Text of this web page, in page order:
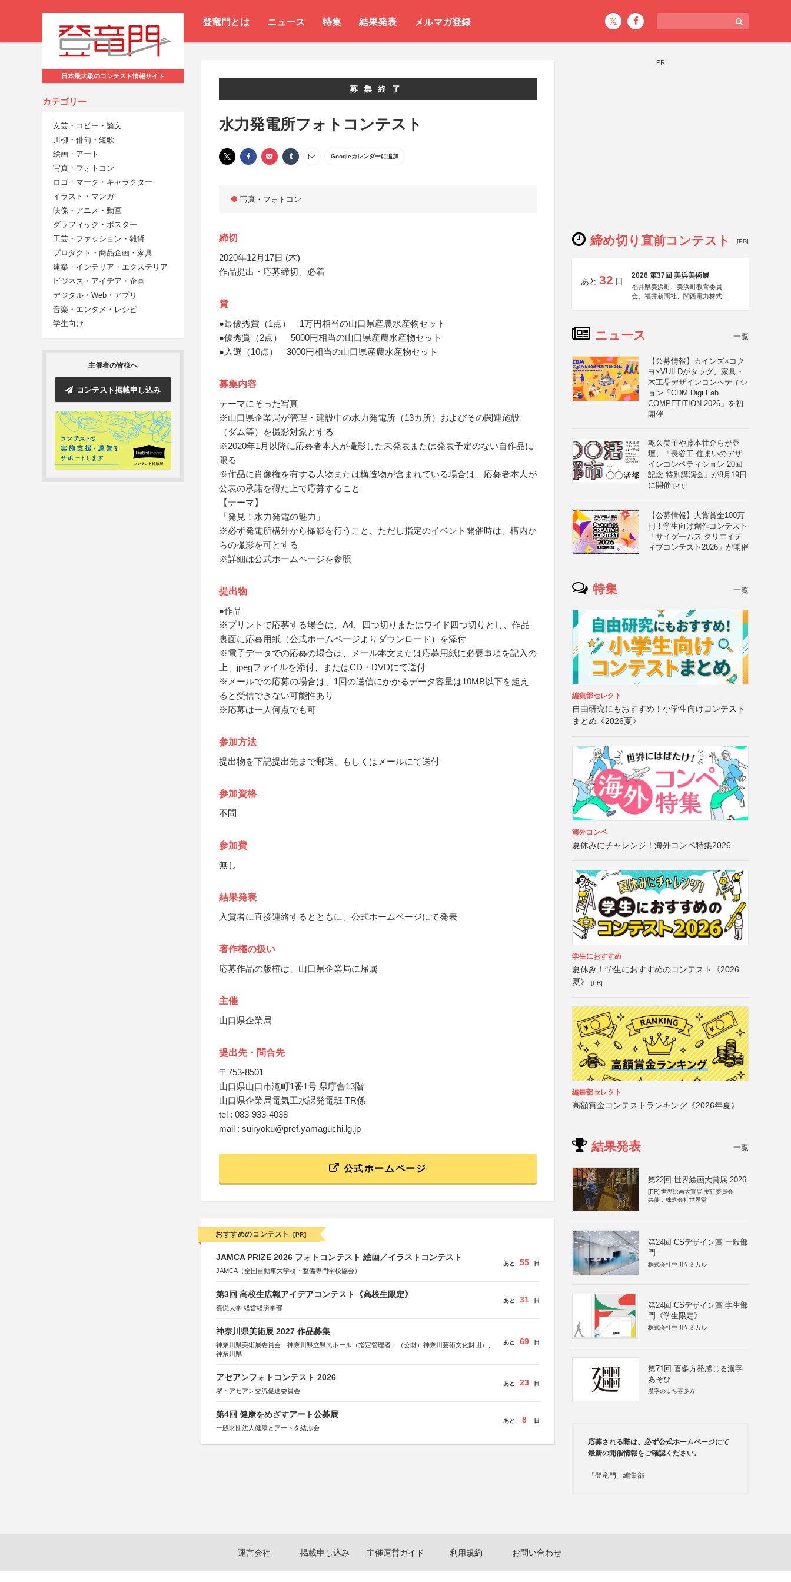
登竜門とは ニュース 特集 結果発表 メルマガ登録
日本最大級のコンテスト情報サイト
カテゴリー
文芸・コピー・論文
川柳・俳句・短歌
絵画・アート
写真・フォトコン
ロゴ・マーク・キャラクター
イラスト・マンガ
映像・アニメ・動画
グラフィック・ポスター
工芸・ファッション・雑貨
プロダクト・商品企画・家具
建築・インテリア・エクステリア
ビジネス・アイデア・企画
デジタル・Web・アプリ
音楽・エンタメ・レシピ
学生向け
主催者の皆様へ
コンテスト掲載申し込み
募集終了
水力発電所フォトコンテスト
Googleカレンダーに追加
写真・フォトコン
締切
2020年12月17日 (木)
作品提出・応募締切、必着
賞
●最優秀賞（1点） 1万円相当の山口県産農水産物セット
●優秀賞（2点） 5000円相当の山口県産農水産物セット
●入選（10点） 3000円相当の山口県産農水産物セット
募集内容
テーマにそった写真
※山口県企業局が管理・建設中の水力発電所（13カ所）およびその関連施設
（ダム等）を撮影対象とする
※2020年1月以降に応募者本人が撮影した未発表または発表予定のない自作品に
限る
※作品に肖像権を有する人物または構造物が含まれている場合は、応募者本人が
公表の承諾を得た上で応募すること
【テーマ】
「発見！水力発電の魅力」
※必ず発電所構外から撮影を行うこと、ただし指定のイベント開催時は、構内か
らの撮影を可とする
※詳細は公式ホームページを参照
提出物
●作品
※プリントで応募する場合は、A4、四つ切りまたはワイド四つ切りとし、作品
裏面に応募用紙（公式ホームページよりダウンロード）を添付
※電子データでの応募の場合は、メール本文または応募用紙に必要事項を記入の
上、jpegファイルを添付、またはCD・DVDにて送付
※メールでの応募の場合は、1回の送信にかかるデータ容量は10MB以下を超え
ると受信できない可能性あり
※応募は一人何点でも可
参加方法
提出物を下記提出先まで郵送、もしくはメールにて送付
参加資格
不問
参加費
無し
結果発表
入賞者に直接連絡するとともに、公式ホームページにて発表
著作権の扱い
応募作品の版権は、山口県企業局に帰属
主催
山口県企業局
提出先・問合先
〒753-8501
山口県山口市滝町1番1号 県庁舎13階
山口県企業局電気工水課発電班 TR係
tel : 083-933-4038
mail : suiryoku@pref.yamaguchi.lg.jp
公式ホームページ
おすすめのコンテスト [PR]
JAMCA PRIZE 2026 フォトコンテスト 絵画／イラストコンテスト
JAMCA（全国自動車大学校・整備専門学校協会）
あと 55 日
第3回 高校生広報アイデアコンテスト《高校生限定》
嘉悦大学 経営経済学部
あと 31 日
神奈川県美術展 2027 作品募集
神奈川県美術展委員会、神奈川県立県民ホール（指定管理者：（公財）神奈川芸術文化財団）、
神奈川県
あと 69 日
アセアンフォトコンテスト 2026
堺・アセアン交流促進委員会
あと 23 日
第4回 健康をめざすアート公募展
一般財団法人健康とアートを結ぶ会
あと 8 日
PR
締め切り直前コンテスト [PR]
あと 32 日
2026 第37回 美浜美術展
福井県美浜町、美浜町教育委員
会、福井新聞社、関西電力株式会
ニュース 一覧
【公募情報】カインズ×コク
ヨ×VUILDがタッグ、家具・
木工品デザインコンペティシ
ョン「CDM Digi Fab
COMPETITION 2026」を初
開催
乾久美子や藤本壮介らが登
壇、「長谷工 住まいのデザ
インコンペティション 20回
記念 特別講演会」が8月19日
に開催 [PR]
【公募情報】大賞賞金100万
円！学生向け創作コンテスト
「サイゲームス クリエイテ
ィブコンテスト2026」が開催
特集 一覧
編集部セレクト
自由研究にもおすすめ！小学生向けコンテスト
まとめ《2026夏》
海外コンペ
夏休みにチャレンジ！海外コンペ特集2026
学生におすすめ
夏休み！学生におすすめのコンテスト《2026
夏》
[PR]
編集部セレクト
高額賞金コンテストランキング《2026年夏》
結果発表 一覧
第22回 世界絵画大賞展 2026
[PR] 世界絵画大賞展 実行委員会
共催：株式会社世界堂
第24回 CSデザイン賞 一般部
門
株式会社中川ケミカル
第24回 CSデザイン賞 学生部
門《学生限定》
株式会社中川ケミカル
第71回 喜多方発感じる漢字
あそび
漢字のまち喜多方
応募される際は、必ず公式ホームページにて
最新の開催情報をご確認ください。
「登竜門」編集部
運営会社 掲載申し込み 主催運営ガイド 利用規約 お問い合わせ